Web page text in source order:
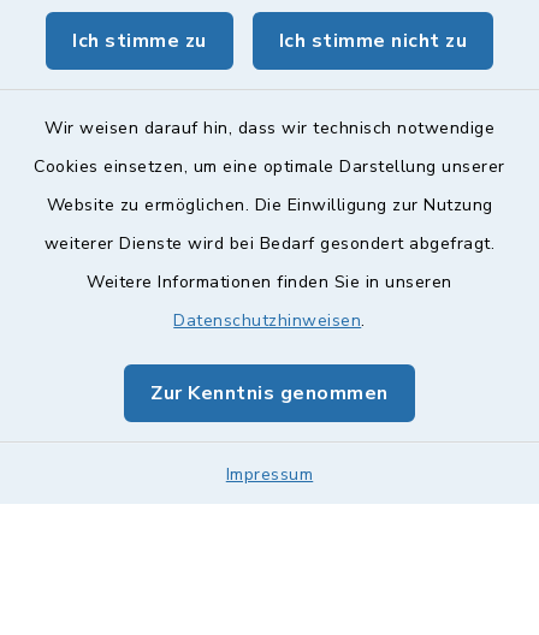
Ich stimme zu Ich stimme nicht zu
Wir weisen darauf hin, dass wir technisch notwendige
Cookies einsetzen, um eine optimale Darstellung unserer
Website zu ermöglichen. Die Einwilligung zur Nutzung
weiterer Dienste wird bei Bedarf gesondert abgefragt.
Weitere Informationen finden Sie in unseren
Datenschutzhinweisen.
Zur Kenntnis genommen
Impressum
geoPortal Lichtenfels
Kontakt
Barrierefreiheit
Impressum
Sitemap